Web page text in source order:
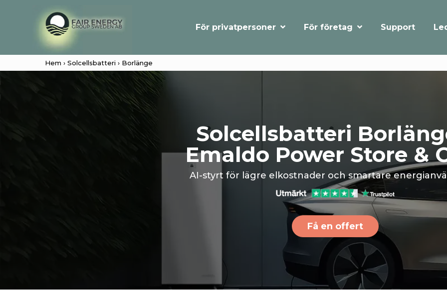
För privatpersoner För företag Support
Hem › Solcellsbatteri › Borlänge
Solcellsbatteri
Emaldo Power Store &
AI-styrt för lägre elkostnader och smartare
Få en offert